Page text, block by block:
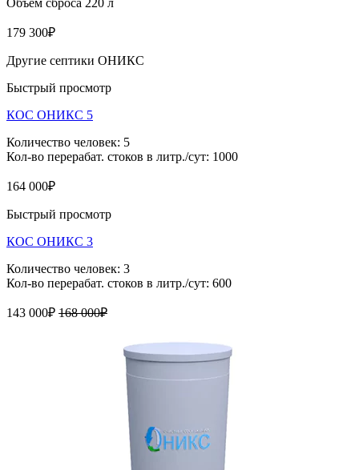
179 300₽
Другие септики ОНИКС
Быстрый просмотр
КОС ОНИКС 5
Количество человек: 5
Кол-во перерабат. стоков в литр./сут: 1000
164 000₽
Быстрый просмотр
КОС ОНИКС 3
Количество человек: 3
Кол-во перерабат. стоков в литр./сут: 600
143 000₽ 168 000₽